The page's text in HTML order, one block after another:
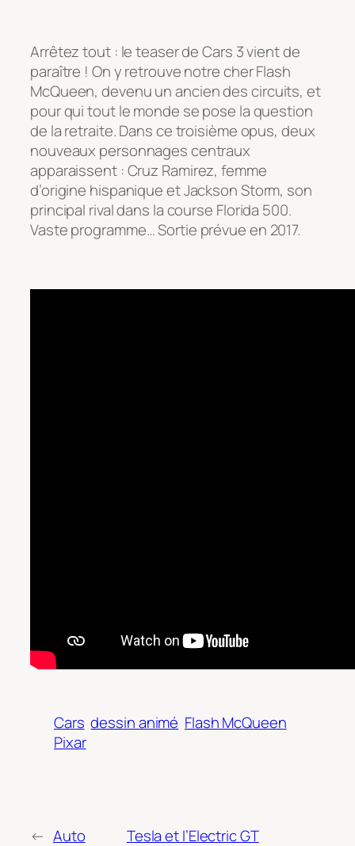
Arrêtez tout : le teaser de Cars 3 vient de
paraître ! On y retrouve notre cherFlash
McQueen, devenu un ancien des circuits, et
pour qui tout le monde se pose la question
de la retraite. Dans ce troisième opus, deux
nouveaux personnages centraux
apparaissent :Cruz Ramirez, femme
d’origine hispanique etJackson Storm, son
principal rival dans la course Florida 500.
Vaste programme… Sortie prévue en 2017.
Cars dessin animé Flash McQueen
Pixar
← Auto
Tesla et l’Electric GT